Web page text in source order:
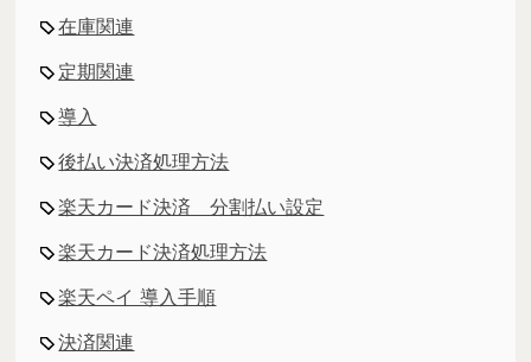
在庫関連
定期関連
導入
後払い決済処理方法
楽天カード決済 分割払い設定
楽天カード決済処理方法
楽天ペイ 導入手順
決済関連